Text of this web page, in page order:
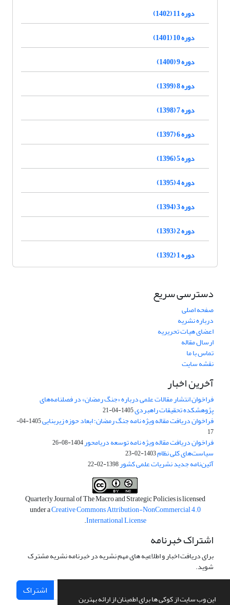
این وب سایت از کوکی ها برای اطمینان از ارائه بهترین
دوره 11 (1402)
دوره 10 (1401)
دوره 9 (1400)
دوره 8 (1399)
دوره 7 (1398)
دوره 6 (1397)
دوره 5 (1396)
دوره 4 (1395)
دوره 3 (1394)
دوره 2 (1393)
دوره 1 (1392)
دسترسی سریع
صفحه اصلی
درباره نشریه
اعضای هیات تحریریه
ارسال مقاله
تماس با ما
نقشه سایت
آخرین اخبار
فراخوان انتشار مقالات علمی درباره «جنگ رمضان» در فصلنامه‌های
پژوهشکده تحقیقات راهبردی1405-04-21
فراخوان دریافت مقاله ویژه نامه جنگ رمضان؛ ابعاد حوزه زیربنایی
1405-04-
17
فراخوان دریافت مقاله ویژه نامه توسعه دریامحور1404-08-26
سیاست‌های کلی نظام1403-02-23
آئین‌نامه جدید نشریات علمی کشور1398-02-22
Quarterly Journal of The Macro and Strategic Policies is licensed
under aCreative Commons Attribution-NonCommercial 4.0
International License
.
اشتراک خبرنامه
برای دریافت اخبار و اطلاعیه های مهم نشریه در خبرنامه نشریه مشترک
شوید.
اشتراک